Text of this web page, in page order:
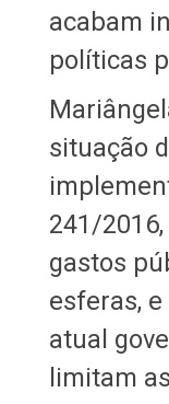
acabam
políticas
situação
241/
gastos
esferas,
atual
limitam